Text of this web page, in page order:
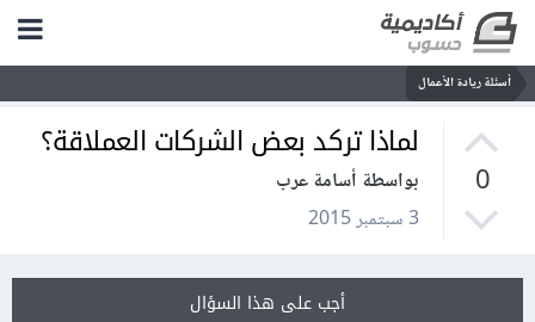
أسئلة ريادة الأعمال
0
لماذا تركد بعض الشركات العملاقة؟
بواسطة أسامة عرب
3 سبتمبر 2015
أجب على هذا السؤال